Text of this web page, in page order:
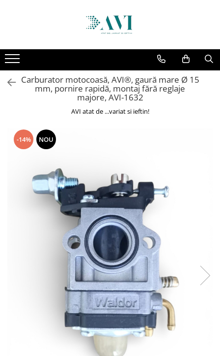
Casa
Accesorii uscatoare rufe
Aparate electrocasnice & accesorii
Aparate si accesorii intretinere
de contact
Perii de par si piepteni
Baterii sanitare baie
Coloane de dus si seturi de dus
Oglinzi si mobilier baie
Baterii sanitare bucatarie
Cantare de bucatarie
Curatatoare legume si fructe
Cutite si seturi de cutite
Masini de tocat si macinat
Carburator motocoasă, AVI®, gaură mare Ø 15
mm, pornire rapidă, montaj fără reglaje
majore, AVI-1632
AVI atat de ...variat si ieftin!
-14% NOU